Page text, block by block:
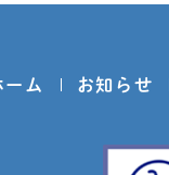
ーム お知らせ